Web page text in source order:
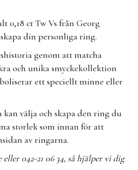
0,18 ct Tw Vs från Georg
din personliga ring.
genom att matcha
och unika smyckekollektion
ett speciellt minne eller
välja och skapa den ring du
storlek som innan för att
av ringarna.
eller 042-21 06 34, så hjälper vi dig